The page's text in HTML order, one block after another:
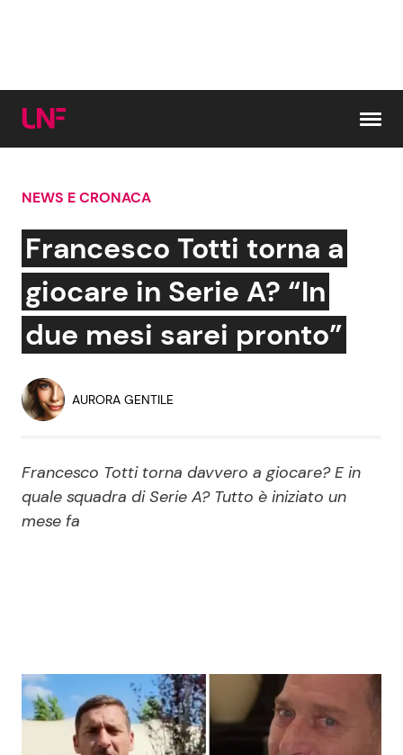
Cerca:
News e Cronaca
Attualità Italiana
Economia
Persone Scomparse
Politica
Gossip e TV
Bellezze VIP
Programmi TV
News Cinema
News Musica
News dal mondo
NEWS E CRONACA
Francesco Totti torna a
giocare in Serie A? “In
due mesi sarei pronto”
AURORA GENTILE
Francesco Totti torna davvero a giocare? E in
quale squadra di Serie A? Tutto è iniziato un
mese fa